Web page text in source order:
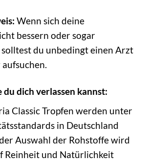
Wenn sich deine
bessern oder sogar
du unbedingt einen Arzt
dich verlassen kannst:
Classic Tropfen werden unter
in Deutschland
Auswahl der Rohstoffe wird
Reinheit und Natürlichkeit